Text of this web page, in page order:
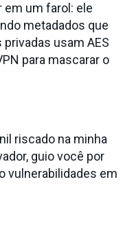
em um farol: ele
metadados que
usam AES
para mascarar o
riscado na minha
guio você por
vulnerabilidades em